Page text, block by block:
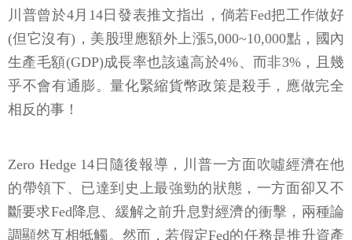
川普曾於4月14日發表推文指出，倘若Fed把工作做好
(但它沒有)，美股理應額外上漲5,000~10,000點，國內
生產毛額(GDP)成長率也該遠高於4%、而非3%，且幾
乎不會有通膨。量化緊縮貨幣政策是殺手，應做完全
相反的事！
Zero Hedge 14日隨後報導，川普一方面吹噓經濟在他
的帶領下、已達到史上最強勁的狀態，一方面卻又不
斷要求Fed降息、緩解之前升息對經濟的衝擊，兩種論
調顯然互相牴觸。然而，若假定Fed的任務是推升資產